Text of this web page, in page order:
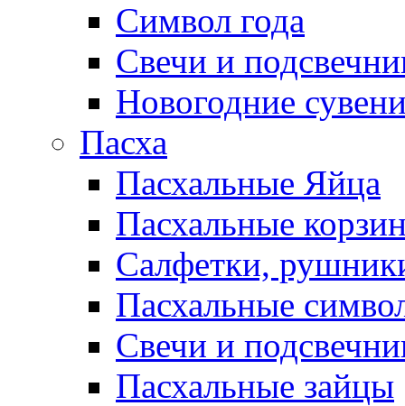
Символ года
Свечи и
Новогодние
Пасха
Пасхальные Яйца
Пасхальные
Салфетки,
Пасхальные
Свечи и
Пасхальные зайцы